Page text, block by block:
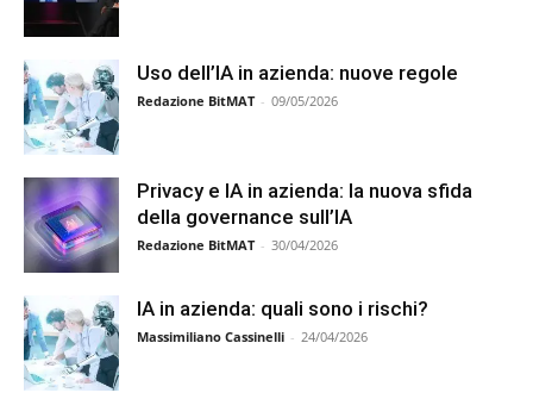
Uso dell’IA in azienda: nuove regole
Redazione BitMAT - 09/05/2026
Privacy e IA in azienda: la nuova sfida
della governance sull’IA
Redazione BitMAT - 30/04/2026
IA in azienda: quali sono i rischi?
Massimiliano Cassinelli - 24/04/2026